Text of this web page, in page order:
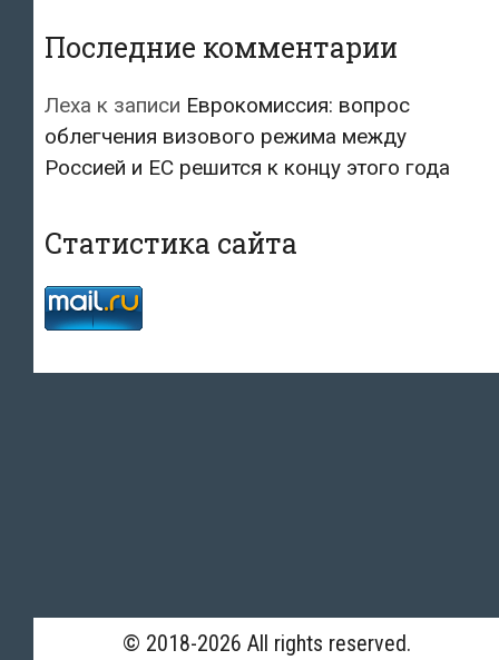
Последние комментарии
Леха к записи Еврокомиссия: вопрос
облегчения визового режима между
Россией и ЕС решится к концу этого года
Статистика сайта
© 2018-2026 All rights reserved.